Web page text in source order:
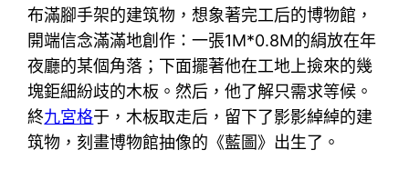
布滿腳手架的建筑物，想象著完工后的博物館，
開端信念滿滿地創作：一張1M*0.8M的絹放在年
夜廳的某個角落；下面擺著他在工地上撿來的幾
塊鉅細紛歧的木板。然后，他了解只需求等候。
終九宮格于，木板取走后，留下了影影綽綽的建
筑物，刻畫博物館抽像的《藍圖》出生了。